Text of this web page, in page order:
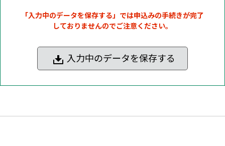
「入力中のデータを保存する」では申込みの手続きが完了
しておりませんのでご注意ください。
入力中のデータを保存する